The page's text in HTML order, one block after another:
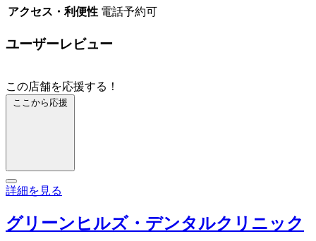
アクセス・利便性 電話予約可
ユーザーレビュー
この店舗を応援する！
ここから応援
詳細を見る
グリーンヒルズ・デンタルクリニック